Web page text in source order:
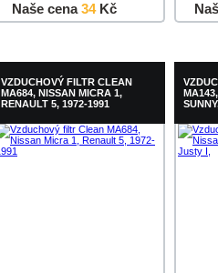
Naše cena34 Kč
VZDUCHOVÝ FILTR CLEAN
MA684, NISSAN MICRA 1,
RENAULT 5, 1972-1991